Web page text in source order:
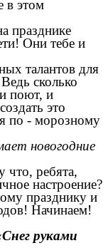
в этом
празднике
Они тебе и
талантов для
сколько
поют, и
это
по - морозному
новогодние
что, ребята,
настроение?
празднику и
Начинаем!
руками